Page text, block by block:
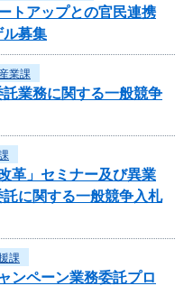
トアップとの官民連携
ル募集
業課
業務に関する一般競争
革」セミナー及び異業
に関する一般競争入札
課
ンペーン業務委託プロ